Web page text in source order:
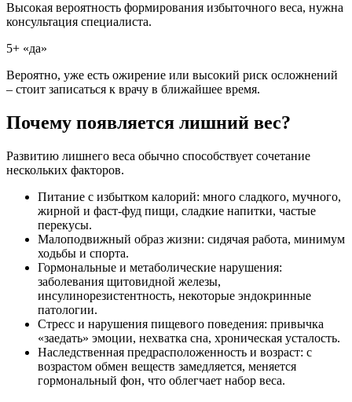
Высокая вероятность формирования избыточного веса, нужна
консультация специалиста.
5+ «да»
Вероятно, уже есть ожирение или высокий риск осложнений
– стоит записаться к врачу в ближайшее время.
Почему появляется лишний вес?
Развитию лишнего веса обычно способствует сочетание
нескольких факторов.
Питание с избытком калорий: много сладкого, мучного,
жирной и фаст‑фуд пищи, сладкие напитки, частые
перекусы.
Малоподвижный образ жизни: сидячая работа, минимум
ходьбы и спорта.
Гормональные и метаболические нарушения:
заболевания щитовидной железы,
инсулинорезистентность, некоторые эндокринные
патологии.
Стресс и нарушения пищевого поведения: привычка
«заедать» эмоции, нехватка сна, хроническая усталость.
Наследственная предрасположенность и возраст: с
возрастом обмен веществ замедляется, меняется
гормональный фон, что облегчает набор веса.